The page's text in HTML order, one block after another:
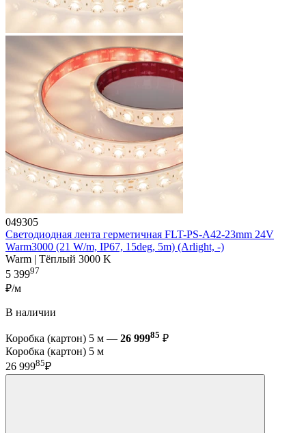
049305
Светодиодная лента герметичная FLT-PS-A42-23mm 24V
Warm3000 (21 W/m, IP67, 15deg, 5m) (Arlight, -)
Warm | Тёплый 3000 K
5 39997
₽/м
В наличии
Коробка (картон) 5 м — 26 99985 ₽
Коробка (картон) 5 м
26 99985₽